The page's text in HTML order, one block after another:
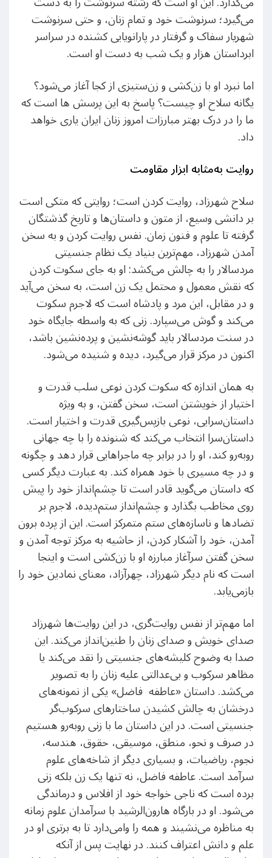
می‌گیرد؛ سرنوشت خود و تمام زنان، و حتی سرنوشت
شهریار سفاک و گرفتار در پارانویایی کشنده در سراسر
ابرداستان هزار و یک شب به دست او است.
اما نبرد او با زن‌کشی و زن‌ستیزی از کجا آغاز می‌شود؟
یگانه سلاح او چیست؟ پاسخ به این پرسش ها است که
ما را در درک بهتر مبارزات امروز زنان ایران یاری خواهد
داد.
روایت به‌مثابه ابزار مقاومت
سلاح شهرزاد، روایت کردن است؛ روایتی که متکی است
بر دانشی وسیع، از متون و داستان‌ها و تاریخ گذشتگان
گرفته تا علوم و فنون زمان. نفس روایت کردن و به سخن
آمدن شهرزاد، مهم‌ترین بنیاد یک نظام جنسیتی
مردسالار را به چالش می‌کشد: او به جای سکوت کردن
که نقش معمول و محتمل یک زن است، به سخن می‌آید
و در مقابل، این مرد و پادشاه است که لاجرم سکوت
می‌کند و گوش می‌سپارد. زنی که به واسطه جایگاه خود
در سنت مردسالار باید گوشه‌نشین و پرده‌نشین باشد،
اکنون در مرکز قرار می‌گیرد، دیده و شنیده می‌شود.
به همان اندازه که سکوت کردن نوعی سلب قدرت و
اختیار از خویشتن است، سخن گفتن، و به ویژه
داستان‌سرایی، نوعی بازپس‌گیری قدرت و اختیار است.
داستان‌سرا انتخاب می‌کند که شنونده را با چه جهانی
روبه‌رو کند، او را در برابر چه ماجراهایی قرار دهد و چگونه
و در چه مسیری با خود همراه کند. به عبارت دیگر کسی
که داستان می‌گوید قادر است تا چشم‌انداز خود را پیش
روی مخاطب بگذارد و چشم‌انداز ستم‌دیده، لاجرم بر
تضادها و ناسازه‌های ستم متمرکز است. این از پرده برون
آمدن، خود را آشکار کردن، از حاشیه به مرکز توجه آمدن و
سخن گفتن سرآغاز مبارزه او با زن‌کشی است و اینجا
است که نام دیگر شهرزاد، چهرآزاد، معنای نمادین خود را
بازمی‌یابد.
اما مهم‌تر از نفس روایت‌گری، در این روایت‌ها شهرزاد
صدای خویش و صدای زنان را طنین‌انداز می‌کند. این
صدا به وضوح کلیشه‌های جنسیتی را نقد می‌کند یا
مظاهر سرکوب و بی‌عدالتی علیه زنان را به تصویر
می‌کشد. داستان «عاطفه فاضل» یکی از نمونه‌های
درخشان به چالش کشیدن ساختارهای سرکوب‌گر
جنسیتی است. در این داستان ما با زنی روبه‌رو هستیم
در صرف و نحو، منطق، موسیقی، حقوق، هندسه،
نجوم، ریاضیات، و بسیاری دیگر از شاخه‌های علوم
سرآمد است. عاطفه فاضل، نه تنها یک زن بلکه زنی
برده است که ناجی خواجه خود از افلاس و درماندگی
می‌شود. او در بارگاه هارون‌الرشید با سرآمدان علوم زمانه
به مناظره می‌نشیند و همه را وامی‌دارد تا به برتری او در
علم و دانش اعتراف کنند. در نهایت پس از آنکه